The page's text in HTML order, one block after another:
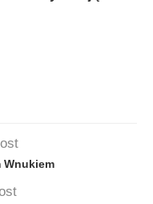
Wnukiem